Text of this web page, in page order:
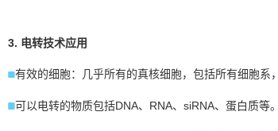
3. 电转技术应用
有效的细胞：几乎所有的真核细胞，包括所有细胞系
可以电转的物质包括DNA、RNA、siRNA、蛋白质等。